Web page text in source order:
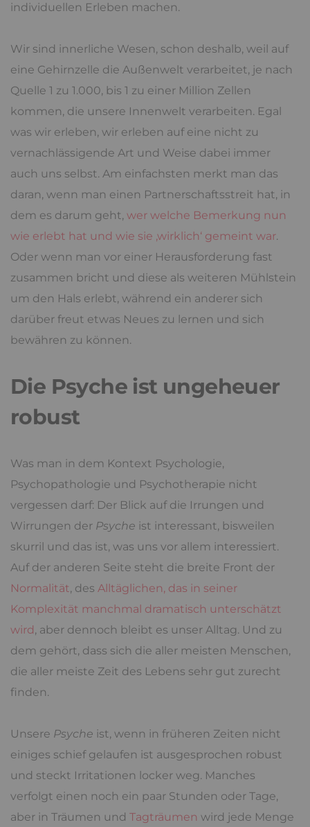
individuellen Erleben machen.
Wir sind innerliche Wesen, schon deshalb, weil auf
eine Gehirnzelle die Außenwelt verarbeitet, je nach
Quelle 1 zu 1.000, bis 1 zu einer Million Zellen
kommen, die unsere Innenwelt verarbeiten. Egal
was wir erleben, wir erleben auf eine nicht zu
vernachlässigende Art und Weise dabei immer
auch uns selbst. Am einfachsten merkt man das
daran, wenn man einen Partnerschaftsstreit hat, in
dem es darum geht, wer welche Bemerkung nun
wie erlebt hat und wie sie ‚wirklich‘ gemeint war.
Oder wenn man vor einer Herausforderung fast
zusammen bricht und diese als weiteren Mühlstein
um den Hals erlebt, während ein anderer sich
darüber freut etwas Neues zu lernen und sich
bewähren zu können.
Die Psyche ist ungeheuer
robust
Was man in dem Kontext Psychologie,
Psychopathologie und Psychotherapie nicht
vergessen darf: Der Blick auf die Irrungen und
Wirrungen der Psyche ist interessant, bisweilen
skurril und das ist, was uns vor allem interessiert.
Auf der anderen Seite steht die breite Front der
Normalität, des Alltäglichen, das in seiner
Komplexität manchmal dramatisch unterschätzt
wird , aber dennoch bleibt es unser Alltag. Und zu
dem gehört, dass sich die aller meisten Menschen,
die aller meiste Zeit des Lebens sehr gut zurecht
finden.
Unsere Psyche ist, wenn in früheren Zeiten nicht
einiges schief gelaufen ist ausgesprochen robust
und steckt Irritationen locker weg. Manches
verfolgt einen noch ein paar Stunden oder Tage,
aber in Träumen und Tagträumen wird jede Menge